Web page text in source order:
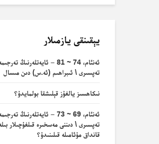
يېقىنقى يازمىلار
ئەنئام، 74 ~ 81 – ئايەتلەرنىڭ
تەپسىرى \ ئىبراھىم (ئە.س) دىن مىسال
نىكاھسىز يالغۇز قېلىشقا بولمايدۇ؟
ئەنئام، 69 ~ 73 – ئايەتلەرنىڭ
تەپسىرى \ دىننى مەسخىرە قىلغۇچىلار
قانداق مۇئامىلە قىلىنىدۇ؟